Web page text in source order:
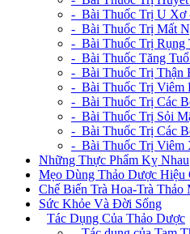
- Bài Thuốc Trị U Xơ
- Bài Thuốc Trị Mất
- Bài Thuốc Trị Rụng
- Bài Thuốc Tăng
- Bài Thuốc Trị Thận
- Bài Thuốc Trị Viêm
- Bài Thuốc Trị Các
- Bài Thuốc Trị Sỏi
- Bài Thuốc Trị Các
- Bài Thuốc Trị Viêm
Những Thực Phẩm Kỵ Nhau
Mẹo Dùng Thảo Dược Hiệu
Chế Biến Trà Hoa-Trà Thảo
Sức Khỏe Và Đời Sống
Tác Dụng Của Thảo Dược